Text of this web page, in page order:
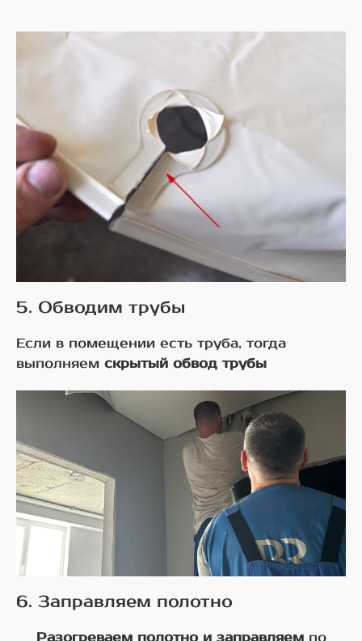
5. Обводим трубы
Если в помещении есть труба, тогда
выполняем скрытый обвод трубы
6. Заправляем полотно
Разогреваем полотно и заправляемпо